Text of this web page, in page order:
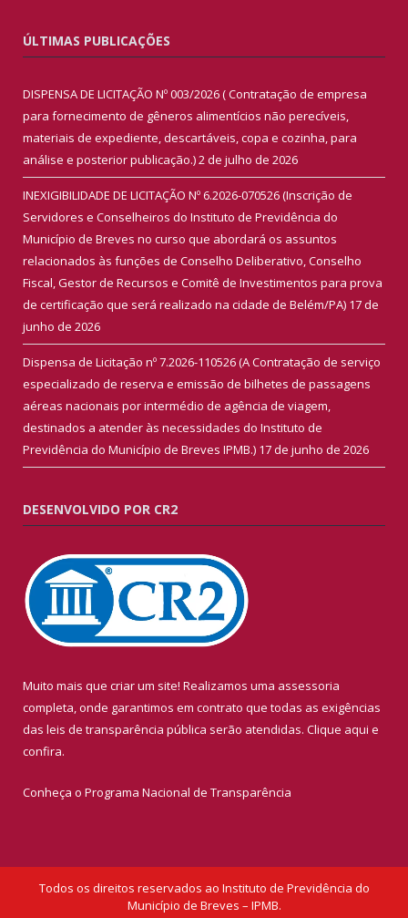
ÚLTIMAS PUBLICAÇÕES
DISPENSA DE LICITAÇÃO Nº 003/2026 ( Contratação de empresa
para fornecimento de gêneros alimentícios não perecíveis,
materiais de expediente, descartáveis, copa e cozinha, para
análise e posterior publicação.)2 de julho de 2026
INEXIGIBILIDADE DE LICITAÇÃO Nº 6.2026-070526 (Inscrição de
Servidores e Conselheiros do Instituto de Previdência do
Município de Breves no curso que abordará os assuntos
relacionados às funções de Conselho Deliberativo, Conselho
Fiscal, Gestor de Recursos e Comitê de Investimentos para prova
de certificação que será realizado na cidade de Belém/PA) 17 de
junho de 2026
Dispensa de Licitação nº 7.2026-110526 (A Contratação de serviço
especializado de reserva e emissão de bilhetes de passagens
aéreas nacionais por intermédio de agência de viagem,
destinados a atender às necessidades do Instituto de
Previdência do Município de Breves IPMB.) 17 de junho de 2026
DESENVOLVIDO POR CR2
Muito mais que criar um site! Realizamos uma assessoria
completa, onde garantimos em contrato que todas as exigências
das leis de transparência pública serão atendidas. Clique aqui e
confira.
Conheça o Programa Nacional de Transparência
Todos os direitos reservados ao Instituto de Previdência do
Município de Breves – IPMB.